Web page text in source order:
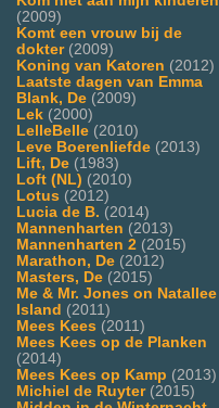
(2009)
Komt een vrouw bij de
dokter(2009)
Koning van Katoren (2012)
Laatste dagen van Emma
Blank, De (2009)
Lek (2000)
LelleBelle (2010)
Leve Boerenliefde (2013)
Lift, De (1983)
Loft (NL) (2010)
Lotus (2012)
Lucia de B. (2014)
Mannenharten (2013)
Mannenharten 2 (2015)
Marathon, De (2012)
Masters, De (2015)
Me & Mr. Jones on Natallee
Island (2011)
Mees Kees (2011)
Mees Kees op de Planken
(2014)
Mees Kees op Kamp (2013)
Michiel de Ruyter(2015)